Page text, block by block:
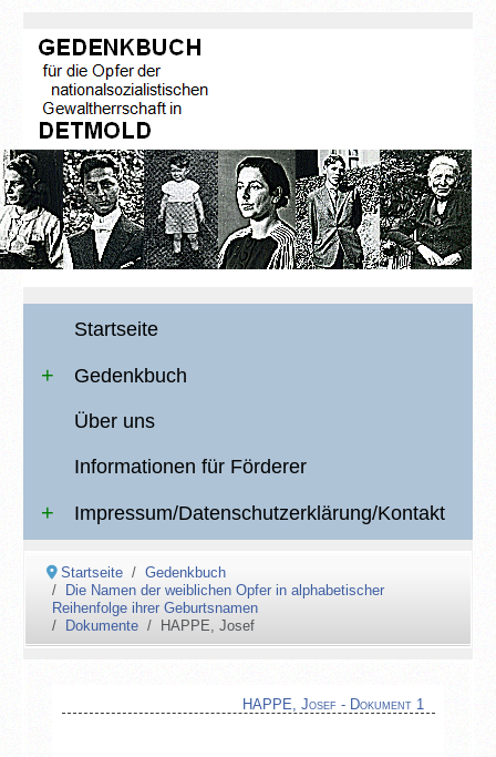
Startseite
Gedenkbuch
Über uns
Informationen für Förderer
Impressum/Datenschutzerklärung/Kontakt
Startseite
Gedenkbuch
Die Namen der weiblichen Opfer in alphabetischer
Reihenfolge ihrer Geburtsnamen
Dokumente
HAPPE, Josef
HAPPE, Josef - Dokument 1